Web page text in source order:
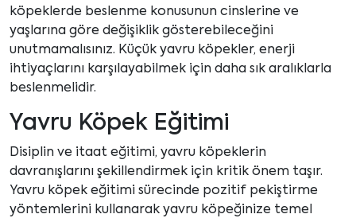
köpeklerde beslenme konusunun cinslerine ve
yaşlarına göre değişiklik gösterebileceğini
unutmamalısınız. Küçük yavru köpekler, enerji
ihtiyaçlarını karşılayabilmek için daha sık aralıklarla
beslenmelidir.
Yavru Köpek Eğitimi
Disiplin ve itaat eğitimi, yavru köpeklerin
davranışlarını şekillendirmek için kritik önem taşır.
Yavru köpek eğitimi sürecinde pozitif pekiştirme
yöntemlerini kullanarak yavru köpeğinize temel